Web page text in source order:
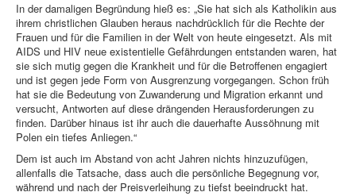
In der damaligen Begründung hieß es: „Sie hat sich als Katholikin aus
ihrem christlichen Glauben heraus nachdrücklich für die Rechte der
Frauen und für die Familien in der Welt von heute eingesetzt. Als mit
AIDS und HIV neue existentielle Gefährdungen entstanden waren, hat
sie sich mutig gegen die Krankheit und für die Betroffenen engagiert
und ist gegen jede Form von Ausgrenzung vorgegangen. Schon früh
hat sie die Bedeutung von Zuwanderung und Migration erkannt und
versucht, Antworten auf diese drängenden Herausforderungen zu
finden. Darüber hinaus ist ihr auch die dauerhafte Aussöhnung mit
Polen ein tiefes Anliegen.“
Dem ist auch im Abstand von acht Jahren nichts hinzuzufügen,
allenfalls die Tatsache, dass auch die persönliche Begegnung vor,
während und nach der Preisverleihung zu tiefst beeindruckt hat.